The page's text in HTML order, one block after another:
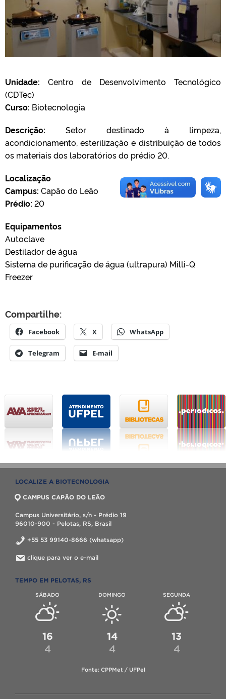
Unidade: Centro de Desenvolvimento Tecnológico
(CDTec)
Curso: Biotecnologia
Descrição: Setor destinado à limpeza,
acondicionamento, esterilização e distribuição de todos
os materiais dos laboratórios do prédio 20.
Localização
Campus: Capão do Leão
Prédio: 20
Equipamentos
Autoclave
Destilador de água
Sistema de purificação de água (ultrapura) Milli-Q
Freezer
Compartilhe:
Facebook X WhatsApp
Telegram E-mail
LOCALIZE A BIOTECNOLOGIA
CAMPUS CAPÃO DO LEÃO
Campus Universitário, s/n - Prédio 19
96010-900 - Pelotas, RS, Brasil
+55 53 99140-8666 (whatsapp)
clique para ver o e-mail
TEMPO EM PELOTAS, RS
SÁBADO
16
4
DOMINGO
14
4
SEGUNDA
13
4
Fonte: CPPMet / UFPel